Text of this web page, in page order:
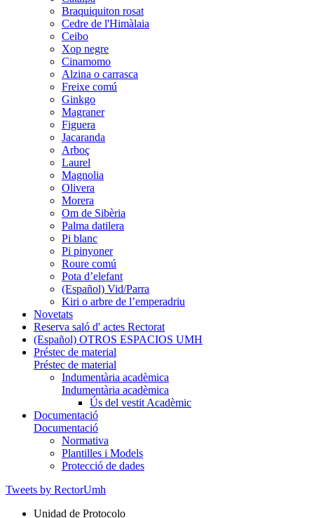
Braquiquiton rosat
Cedre de l'Himàlaia
Ceibo
Xop negre
Cinamomo
Alzina o carrasca
Freixe comú
Ginkgo
Magraner
Figuera
Jacaranda
Arboç
Laurel
Magnolia
Olivera
Morera
Om de Sibèria
Palma datilera
Pi blanc
Pi pinyoner
Roure comú
Pota d’elefant
(Español) Vid/Parra
Kiri o arbre de l’emperadriu
Novetats
Reserva saló d' actes Rectorat
(Español) OTROS ESPACIOS UMH
Préstec de material
Préstec de material
Indumentària acadèmica
Indumentària acadèmica
Ús del vestit Acadèmic
Documentació
Documentació
Normativa
Plantilles i Models
Protecció de dades
Tweets by RectorUmh
Unidad de Protocolo